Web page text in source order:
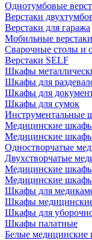
Однотумбовые
Верстаки
Верстаки для гаража
Мобильные верстаки
Сварочные столы и
Верстаки SELF
Шкафы
Шкафы для
Шкафы для
Шкафы для сумок
Инструментальные
Медицинские
Медицинские
Одностворчатые
Двухстворчатые
Медицинские
Медицинские
Шкафы для
Шкафы
Шкафы для
Шкафы палатные
Белые